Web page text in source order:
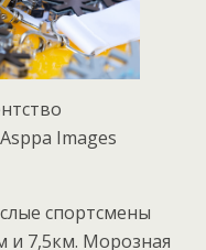
Images
спортсмены
и 7,5км. Морозная